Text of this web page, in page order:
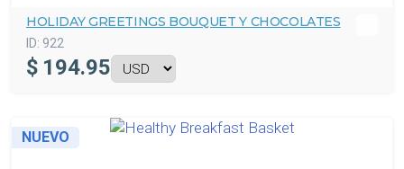
HOLIDAY GREETINGS BOUQUET Y CHOCOLATES
ID: 922
$ 194.95
NUEVO